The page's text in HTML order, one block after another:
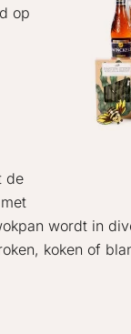
op
de
wordt in
koken of